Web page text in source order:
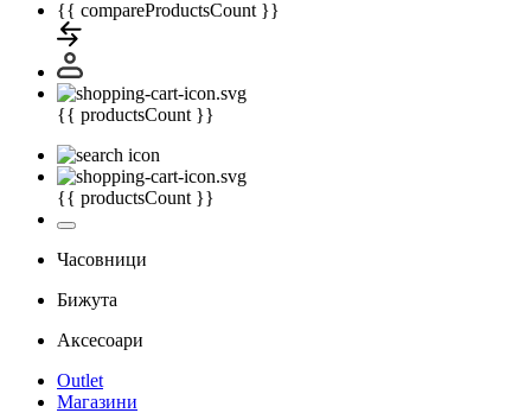
{{ compareProductsCount }}
{{ productsCount }}
{{ productsCount }}
Часовници
Бижута
Аксесоари
Outlet
Магазини